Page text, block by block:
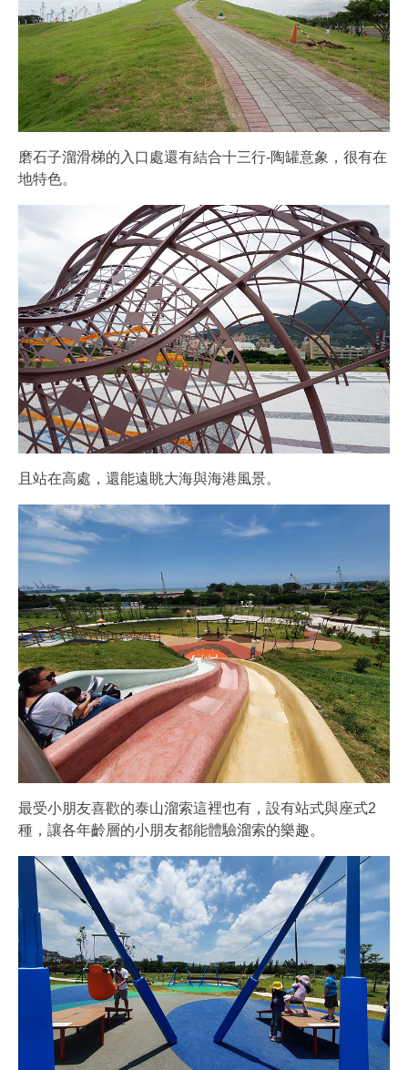
磨石子溜滑梯的入口處還有結合十三行-陶罐意象，很有在
地特色。
且站在高處，還能遠眺大海與海港風景。
最受小朋友喜歡的泰山溜索這裡也有，設有站式與座式2
種，讓各年齡層的小朋友都能體驗溜索的樂趣。